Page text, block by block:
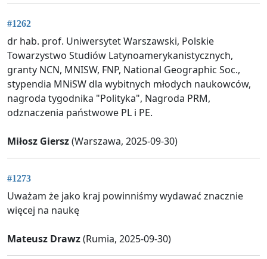
#1262
dr hab. prof. Uniwersytet Warszawski, Polskie
Towarzystwo Studiów Latynoamerykanistycznych,
granty NCN, MNISW, FNP, National Geographic Soc.,
stypendia MNiSW dla wybitnych młodych naukowców,
nagroda tygodnika "Polityka", Nagroda PRM,
odznaczenia państwowe PL i PE.
Miłosz Giersz(Warszawa, 2025-09-30)
#1273
Uważam że jako kraj powinniśmy wydawać znacznie
więcej na naukę
Mateusz Drawz(Rumia, 2025-09-30)